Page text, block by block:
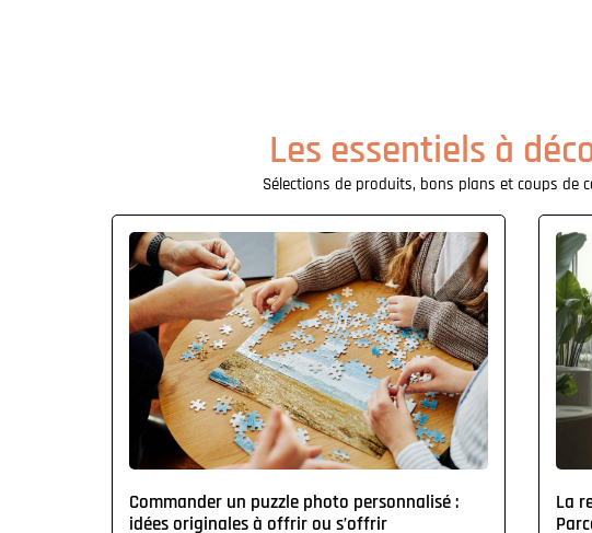
Les essentiels à
Sélections de produits, bons plans et coups
Commander un puzzle photo personnalisé :
idées originales à offrir ou s’offrir
La